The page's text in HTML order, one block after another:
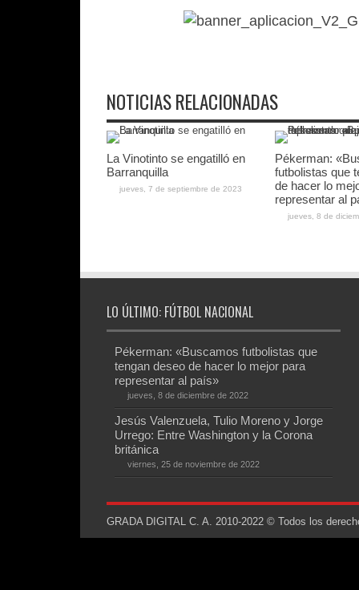
NOTICIAS RELACIONADAS
La Vinotinto se engatilló en
Barranquilla
jueves, 7 de septiembre de 2023
Pékerman:
futbolistas que
de hacer lo
representar al
jueves, 8 de
LO ÚLTIMO: FÚTBOL NACIONAL
Pékerman: «Buscamos futbolistas que
tengan deseo de hacer lo mejor para
representar al país»
jueves, 8 de diciembre de 2022
Jesús Valenzuela, Tulio Moreno y Jorge
Urrego: Entre Washington y la Corona
británica
viernes, 25 de noviembre de 2022
GRADA DIGITAL C. A. 2010-2022 © Todos los